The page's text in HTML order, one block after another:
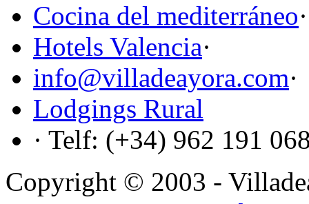
Cocina del mediterráneo·
Hotels Valencia·
info@villadeayora.com·
Lodgings Rural
· Telf: (+34) 962 191
Copyright © 2003 -